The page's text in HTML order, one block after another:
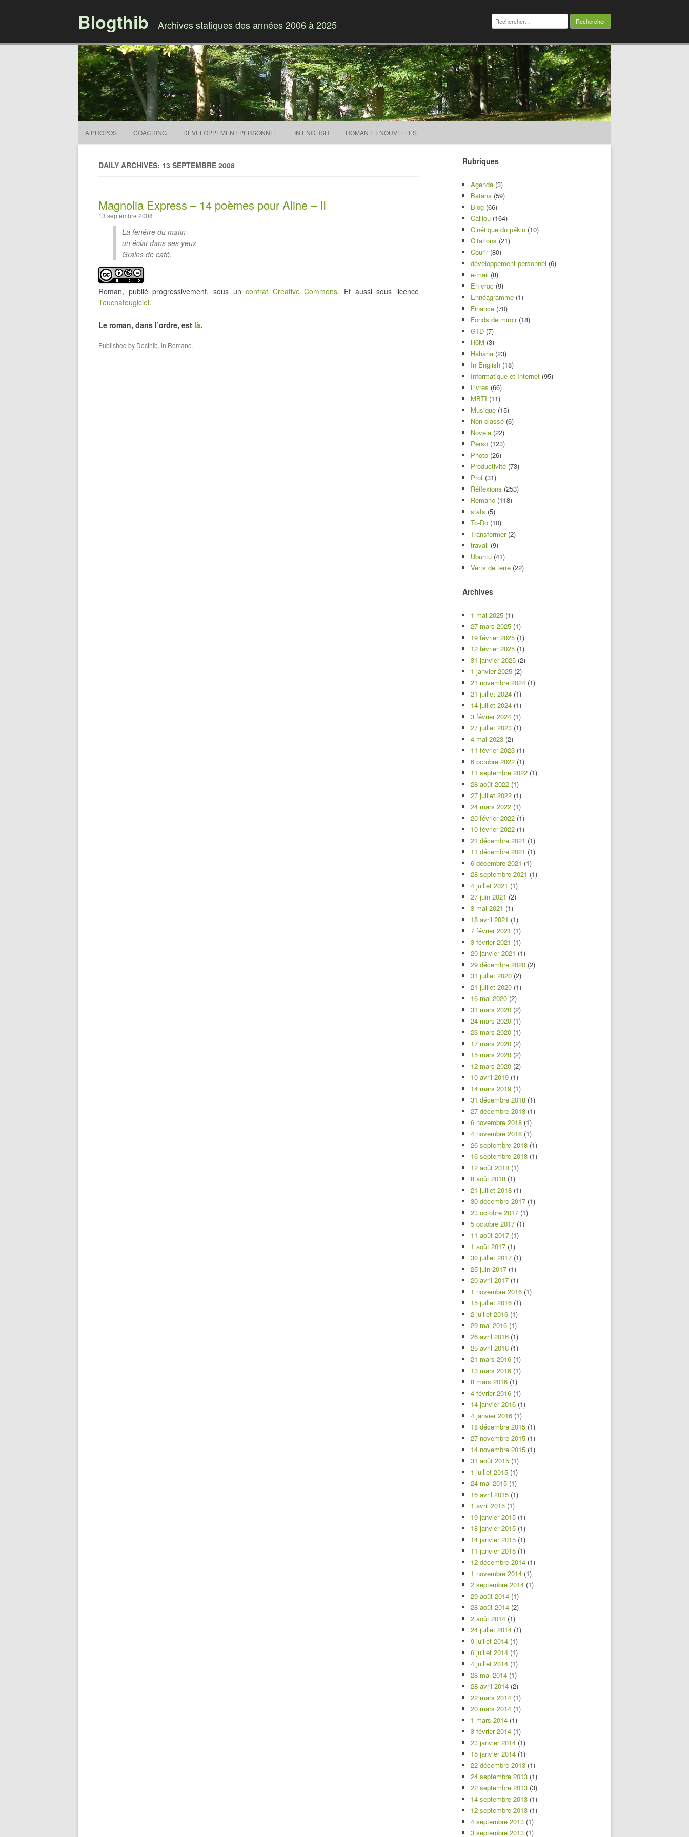
Blogthib Archives statiques des années 2006 à 2025
Rechercher :
À PROPOS COACHING DÉVELOPPEMENT PERSONNEL IN ENGLISH ROMAN ET NOUVELLES
DAILY ARCHIVES: 13 SEPTEMBRE 2008
Magnolia Express – 14 poèmes pour Aline – II
13 septembre 2008
La fenêtre du matin
un éclat dans ses yeux
Grains de café.
Roman, publié progressivement, sous uncontrat Creative Commons. Et aussi sous licence
Touchatougiciel.
Le roman, dans l’ordre, est là.
Published by Docthib, in Romano.
Rubriques
Agenda (3)
Batana (59)
Blog (66)
Caillou (164)
Cinétique du pékin (10)
Citations (21)
Courir(80)
développement personnel (6)
e-mail (8)
En vrac (9)
Ennéagramme (1)
Finance (70)
Fonds de miroir(18)
GTD (7)
H6M (3)
Hahaha (23)
In English (18)
Informatique et Internet (95)
Livres (66)
MBTI (11)
Musique (15)
Non classé (6)
Novela (22)
Perso (123)
Photo (26)
Productivité (73)
Prof (31)
Réflexions (253)
Romano (118)
stats (5)
To-Do (10)
Transformer(2)
travail (9)
Ubuntu (41)
Verts de terre (22)
Archives
1 mai 2025 (1)
27 mars 2025 (1)
19 février 2025 (1)
12 février 2025 (1)
31 janvier 2025 (2)
1 janvier 2025 (2)
21 novembre 2024 (1)
21 juillet 2024 (1)
14 juillet 2024 (1)
3 février 2024 (1)
27 juillet 2023 (1)
4 mai 2023 (2)
11 février 2023 (1)
6 octobre 2022 (1)
11 septembre 2022 (1)
28 août 2022 (1)
27 juillet 2022 (1)
24 mars 2022 (1)
20 février 2022 (1)
10 février 2022 (1)
21 décembre 2021 (1)
11 décembre 2021 (1)
6 décembre 2021 (1)
28 septembre 2021 (1)
4 juillet 2021 (1)
27 juin 2021 (2)
3 mai 2021 (1)
18 avril 2021 (1)
7 février 2021 (1)
3 février 2021 (1)
20 janvier 2021 (1)
29 décembre 2020 (2)
31 juillet 2020 (2)
21 juillet 2020 (1)
16 mai 2020 (2)
31 mars 2020 (2)
24 mars 2020 (1)
23 mars 2020 (1)
17 mars 2020 (2)
15 mars 2020 (2)
12 mars 2020 (2)
10 avril 2019 (1)
14 mars 2019 (1)
31 décembre 2018 (1)
27 décembre 2018 (1)
6 novembre 2018 (1)
4 novembre 2018 (1)
26 septembre 2018 (1)
16 septembre 2018 (1)
12 août 2018 (1)
8 août 2018 (1)
21 juillet 2018 (1)
30 décembre 2017 (1)
23 octobre 2017 (1)
5 octobre 2017 (1)
11 août 2017 (1)
1 août 2017 (1)
30 juillet 2017 (1)
25 juin 2017 (1)
20 avril 2017 (1)
1 novembre 2016 (1)
15 juillet 2016 (1)
2 juillet 2016 (1)
29 mai 2016 (1)
26 avril 2016 (1)
25 avril 2016 (1)
21 mars 2016 (1)
13 mars 2016 (1)
8 mars 2016 (1)
4 février 2016 (1)
14 janvier 2016 (1)
4 janvier 2016 (1)
18 décembre 2015 (1)
27 novembre 2015 (1)
14 novembre 2015 (1)
31 août 2015 (1)
1 juillet 2015 (1)
24 mai 2015 (1)
16 avril 2015 (1)
1 avril 2015 (1)
19 janvier 2015 (1)
18 janvier 2015 (1)
14 janvier 2015 (1)
11 janvier 2015 (1)
12 décembre 2014 (1)
1 novembre 2014 (1)
2 septembre 2014 (1)
29 août 2014 (1)
28 août 2014 (2)
2 août 2014 (1)
24 juillet 2014 (1)
9 juillet 2014 (1)
6 juillet 2014 (1)
4 juillet 2014 (1)
28 mai 2014 (1)
28 avril 2014 (2)
22 mars 2014 (1)
20 mars 2014 (1)
1 mars 2014 (1)
3 février 2014 (1)
23 janvier 2014 (1)
15 janvier 2014 (1)
22 décembre 2013 (1)
24 septembre 2013 (1)
22 septembre 2013 (3)
14 septembre 2013 (1)
12 septembre 2013 (1)
4 septembre 2013 (1)
3 septembre 2013 (1)